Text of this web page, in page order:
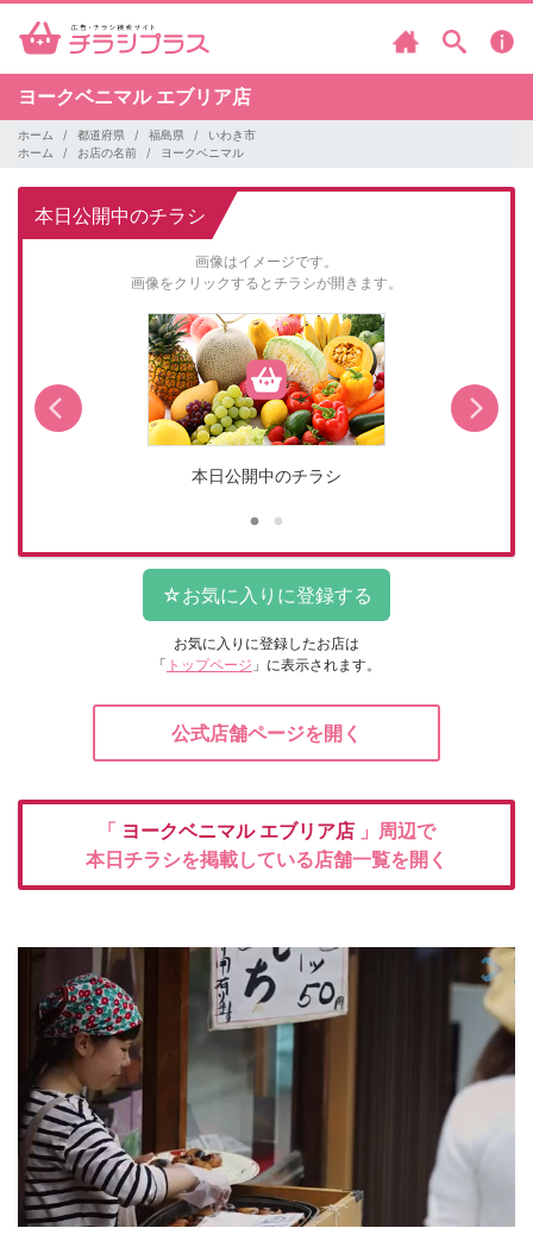
ヨークベニマル エブリア店
ホーム 都道府県 福島県
いわき市
ホーム
お店の名前 ヨークベニマル
本日公開中のチラシ
画像はイメージです。
画像をクリックするとチラシが開きます。
本日公開中のチラシ
お気に入りに登録したお店は
「 トップページ 」に表示されます。
公式店舗ページを開く
「 ヨークベニマル エブリア店 」周辺で
本日チラシを掲載している店舗一覧を開く